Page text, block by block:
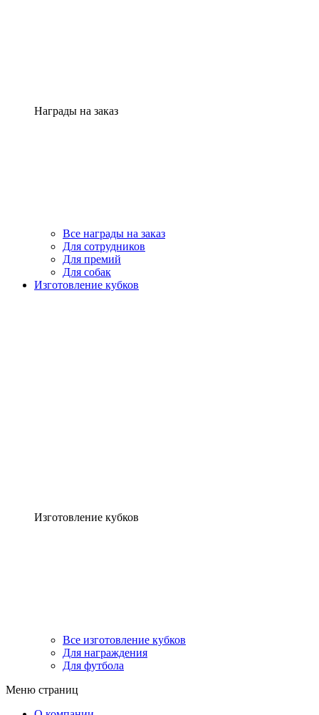
Награды на заказ
Все награды на заказ
Для сотрудников
Для премий
Для собак
Изготовление кубков
Изготовление кубков
Все изготовление кубков
Для награждения
Для футбола
Меню страниц